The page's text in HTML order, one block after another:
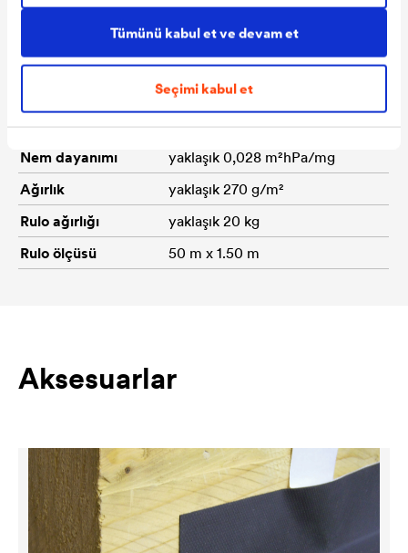
Tümünü kabul et ve devam et
Seçimi kabul et
Su geçirimsizlik
Su geçirimsizW 1, EN 13859-
1+2
yaklaşık 0,02 m
Isı dayanımı
-40 °C ile +80 °C
Nem dayanımı
yaklaşık 0,028 m²hPa/mg
Ağırlık
yaklaşık 270 g/m²
Rulo ağırlığı
yaklaşık 20 kg
Rulo ölçüsü
50 m x 1.50 m
Aksesuarlar